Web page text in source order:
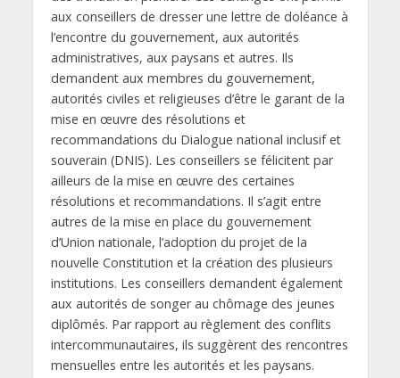
aux conseillers de dresser une lettre de doléance à
l’encontre du gouvernement, aux autorités
administratives, aux paysans et autres. Ils
demandent aux membres du gouvernement,
autorités civiles et religieuses d’être le garant de la
mise en œuvre des résolutions et
recommandations du Dialogue national inclusif et
souverain (DNIS). Les conseillers se félicitent par
ailleurs de la mise en œuvre des certaines
résolutions et recommandations. Il s’agit entre
autres de la mise en place du gouvernement
d’Union nationale, l’adoption du projet de la
nouvelle Constitution et la création des plusieurs
institutions. Les conseillers demandent également
aux autorités de songer au chômage des jeunes
diplômés. Par rapport au règlement des conflits
intercommunautaires, ils suggèrent des rencontres
mensuelles entre les autorités et les paysans.